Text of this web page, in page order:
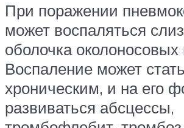
При поражении
может воспаляться
оболочка околоносовых
Воспаление может стать
хроническим, и на его
развиваться абсцессы,